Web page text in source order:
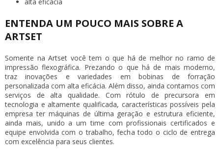
ENTENDA UM POUCO MAIS SOBRE A
ARTSET
Somente na Artset você tem o que há de melhor no ramo de
impressão flexográfica. Prezando o que há de mais moderno,
traz inovações e variedades embobinas de forração
personalizada com alta eficácia. Além disso, ainda contamos com
serviços de alta qualidade. Com rótulo de precursora em
tecnologia e altamente qualificada, características possíveis pela
empresa ter máquinas de última geração e estrutura eficiente,
ainda mais, unido a um time com profissionais certificados e
equipe envolvida com o trabalho, fecha todo o ciclo de entrega
com excelência para seus clientes.